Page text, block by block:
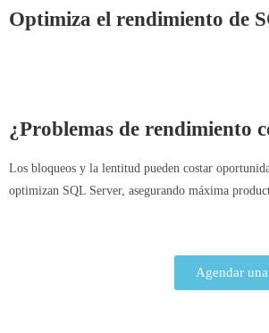
Optimiza el rendimiento de
¿Problemas de rendimiento
Los bloqueos y la lentitud pueden costar
optimizan SQL Server, asegurando máxima
Agendar